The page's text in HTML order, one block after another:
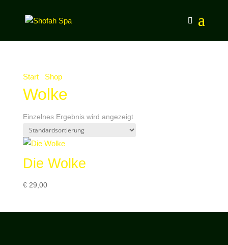
Start/ Shop/ Produkte verschlagwortet mit „Wolke“
Wolke
Einzelnes Ergebnis wird angezeigt
Die Wolke
€29,00